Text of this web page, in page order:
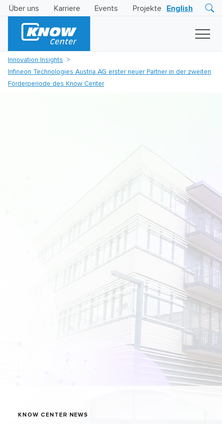
Über uns Karriere Events Projekte English
Business
Innovation Insights
Infineon Technologies Austria AG erster neuer Partner in der zweiten
Förderperiode des Know Center
KNOW CENTER NEWS